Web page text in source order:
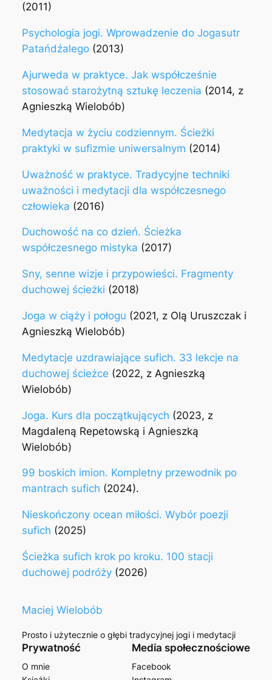
(2011)
Psychologia jogi. Wprowadzenie do Jogasutr
Patańdźalego(2013)
Ajurweda w praktyce. Jak współcześnie
stosować starożytną sztukę leczenia (2014, z
Agnieszką Wielobób)
Medytacja w życiu codziennym. Ścieżki
praktyki w sufizmie uniwersalnym (2014)
Uważność w praktyce. Tradycyjne techniki
uważności i medytacji dla współczesnego
człowieka (2016)
Duchowość na co dzień. Ścieżka
współczesnego mistyka (2017)
Sny, senne wizje i przypowieści. Fragmenty
duchowej ścieżki (2018)
Joga w ciąży i połogu (2021, z Olą Uruszczak i
Agnieszką Wielobób)
Medytacje uzdrawiające sufich. 33 lekcje na
duchowej ścieżce (2022, z Agnieszką
Wielobób)
Joga. Kurs dla początkujących (2023, z
Magdaleną Repetowską i Agnieszką
Wielobób)
99 boskich imion. Kompletny przewodnik po
mantrach sufich (2024).
Nieskończony ocean miłości. Wybór poezji
sufich (2025)
Ścieżka sufich krok po kroku. 100 stacji
duchowej podróży(2026)
Maciej Wielobób
Prosto i użytecznie o głębi tradycyjnej jogi i medytacji
Prywatność
O mnie
Media społecznościowe
Facebook